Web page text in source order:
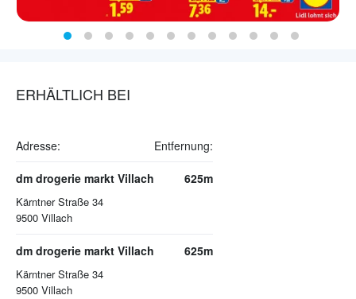
ERHÄLTLICH BEI
Adresse: Entfernung:
dm drogerie markt Villach
Kärntner Straße 34
9500 Villach
625m
dm drogerie markt Villach
Kärntner Straße 34
9500 Villach
625m